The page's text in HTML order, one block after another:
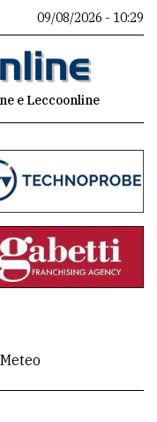
09/08/2026 - 10:29
e Leccoonline
Meteo